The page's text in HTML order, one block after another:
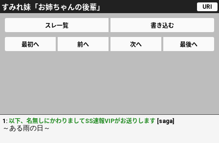
すみれ妹「お姉ちゃんの後輩」 URI
スレ一覧 書き込む
最初へ 前へ 次へ 最後へ
1: 以下、名無しにかわりましてSS速報VIPがお送りします [saga]
～ある雨の日～